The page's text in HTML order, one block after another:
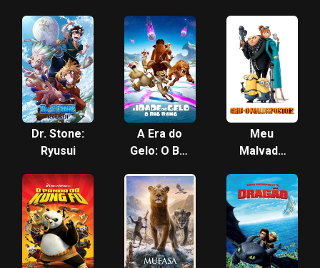
O Fim do
Evangelho
Dr. Stone:
Ryusui
A Era do
Gelo: O Big
Meu
Malvado